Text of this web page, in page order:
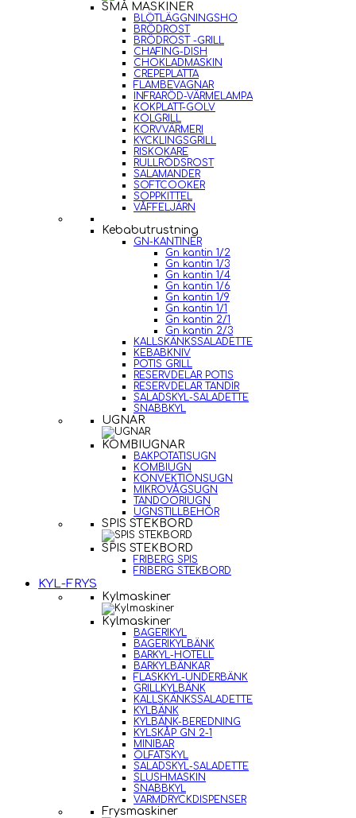
SMÅ MASKINER
BLÖTLÄGGNINGSHO
BRÖDROST
BRÖDROST -GRILL
CHAFING-DISH
CHOKLADMASKIN
CREPEPLATTA
FLAMBEVAGNAR
INFRARÖD-VÄRMELAMPA
KOKPLATT-GOLV
KOLGRILL
KORVVÄRMERI
KYCKLINGSGRILL
RISKOKARE
RULLRÖDSROST
SALAMANDER
SOFTCOOKER
SOPPKITTEL
VÅFFELJÄRN
Kebabutrustning
GN-KANTINER
Gn kantin 1/2
Gn kantin 1/3
Gn kantin 1/4
Gn kantin 1/6
Gn kantin 1/9
Gn kantin 1/1
Gn kantin 2/1
Gn kantin 2/3
KALLSKÄNKSSALADETTE
KEBABKNIV
POTIS GRILL
RESERVDELAR POTIS
RESERVDELAR TANDIR
SALADSKYL-SALADETTE
SNABBKYL
UGNAR
KOMBIUGNAR
BAKPOTATISUGN
KOMBIUGN
KONVEKTIONSUGN
MIKROVÅGSUGN
TANDOORIUGN
UGNSTILLBEHÖR
SPIS STEKBORD
SPIS STEKBORD
FRIBERG SPIS
FRIBERG STEKBORD
KYL-FRYS
Kylmaskiner
Kylmaskiner
BAGERIKYL
BAGERIKYLBÄNK
BARKYL-HOTELL
BARKYLBÄNKAR
FLASKKYL-UNDERBÄNK
GRILLKYLBÄNK
KALLSKÄNKSSALADETTE
KYLBÄNK
KYLBÄNK-BEREDNING
KYLSKÅP GN 2-1
MINIBAR
ÖLFATSKYL
SALADSKYL-SALADETTE
SLUSHMASKIN
SNABBKYL
VARMDRYCKDISPENSER
Frysmaskiner